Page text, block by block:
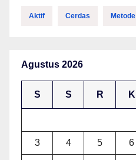
Aktif Cerdas Metode
Agustus 2026
S S R K
3 4 5 6